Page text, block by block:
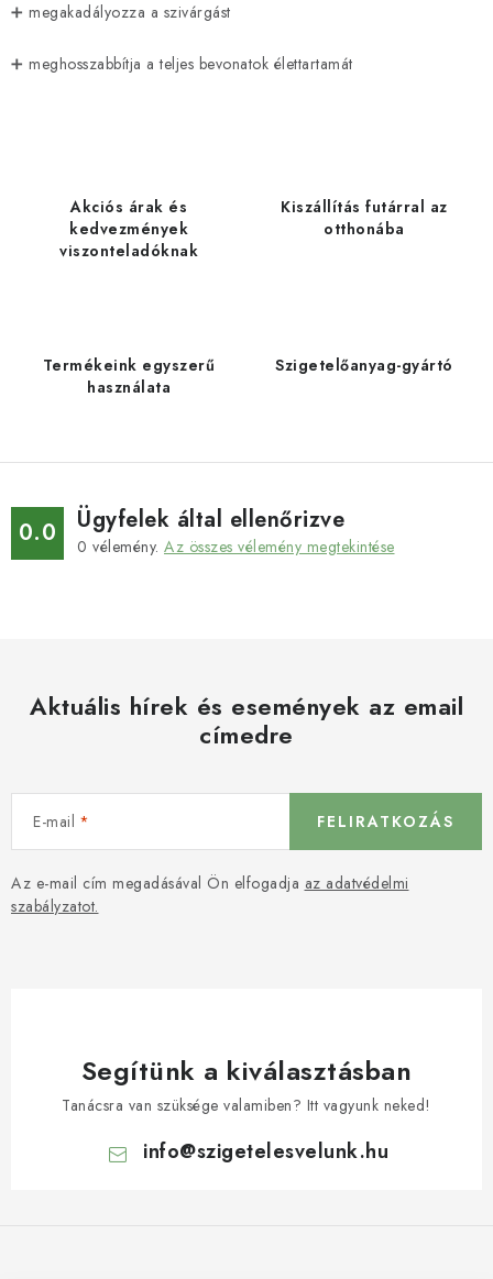
➕ megakadályozza a szivárgást
➕ meghosszabbítja a teljes bevonatok élettartamát
Akciós árak és
kedvezmények
viszonteladóknak
Kiszállítás futárral az
otthonába
Termékeink egyszerű
használata
Szigetelőanyag-gyártó
0.0 Ügyfelek által ellenőrizve
0 vélemény. Az összes vélemény megtekintése
Aktuális hírek és események az email
címedre
E-mail
Az e-mail cím megadásával Ön elfogadja az adatvédelmi
szabályzatot.
FELIRATKOZÁS
Segítünk a kiválasztásban
Tanácsra van szüksége valamiben? Itt vagyunk neked!
info@szigetelesvelunk.hu